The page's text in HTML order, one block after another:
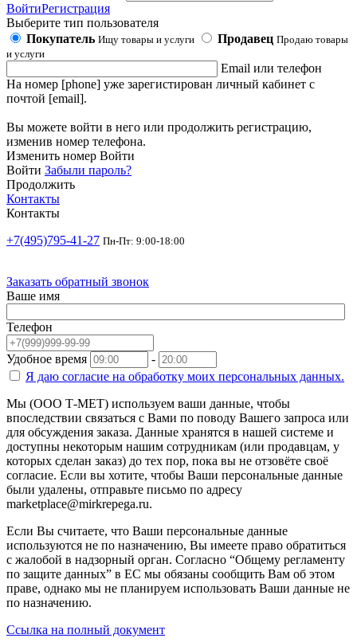
ВойтиРегистрация
Выберите тип пользователя
Покупатель Ищу товары и услуги Продавец Продаю товары
и услуги
Email или телефон
На номер [phone] уже зарегистирован личный кабинет с
почтой [email].
Вы можете войти в него или продолжить регистрацию,
изменив номер телефона.
Изменить номер Войти
Войти Забыли пароль?
Продолжить
Контакты
Контакты
+7(495)795-41-27 Пн-Пт: 9:00-18:00
Заказать обратный звонок
Ваше имя
Телефон
Удобное время
-
Я даю согласие на обработку моих персональных данных.
Мы (ООО Т-МЕТ) используем ваши данные, чтобы
впоследствии связаться с Вами по поводу Вашего запроса или
для обсуждения заказа. Данные хранятся в нашей системе и
доступны некоторым нашим сотрудникам (или продавцам, у
которых сделан заказ) до тех пор, пока вы не отзовёте своё
согласие. Если вы хотите, чтобы Ваши персональные данные
были удалены, отправьте письмо по адресу
marketplace@mirkrepega.ru.
Если Вы считаете, что Ваши персональные данные
используются не по назначению, Вы имеете право обратиться
с жалобой в надзорный орган. Согласно “Общему регламенту
по защите данных” в ЕС мы обязаны сообщить Вам об этом
праве, однако мы не планируем использовать Ваши данные не
по назначению.
Ссылка на полный документ